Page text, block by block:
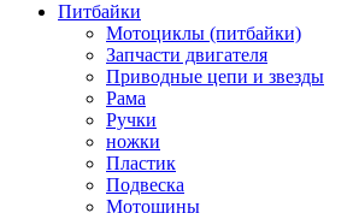
Питбайки
Мотоциклы (питбайки)
Запчасти двигателя
Приводные цепи и звезды
Рама
Ручки
ножки
Пластик
Подвеска
Мотошины